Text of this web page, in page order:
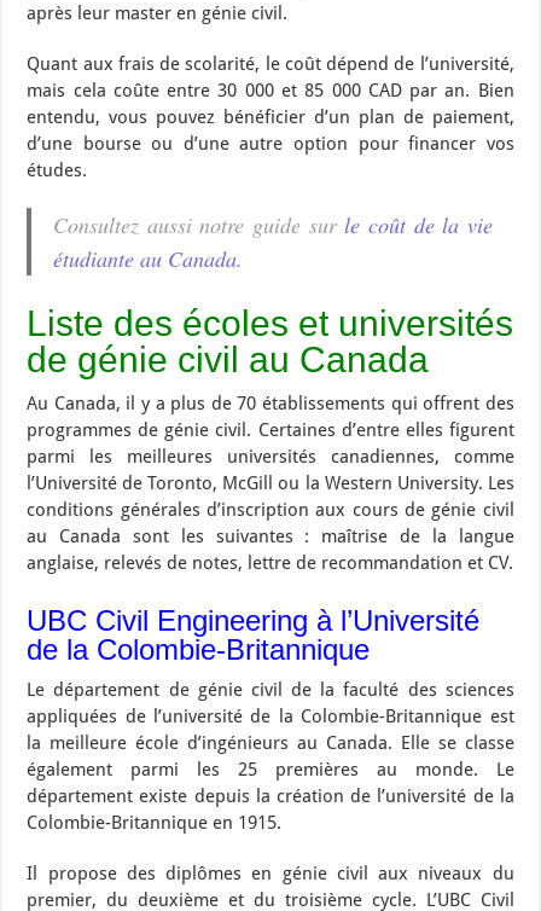
après leur master en génie civil.
Quant aux frais de scolarité, le coût dépend de l’université,
mais cela coûte entre 30 000 et 85 000 CAD par an. Bien
entendu, vous pouvez bénéficier d’un plan de paiement,
d’une bourse ou d’une autre option pour financer vos
études.
Consultez aussi notre guide surle coût de la vie
étudiante au Canada.
Liste des écoles et universités
de génie civil au Canada
Au Canada, il y a plus de 70 établissements qui offrent des
programmes de génie civil. Certaines d’entre elles figurent
parmi les meilleures universités canadiennes, comme
l’Université de Toronto, McGill ou la Western University. Les
conditions générales d’inscription aux cours de génie civil
au Canada sont les suivantes : maîtrise de la langue
anglaise, relevés de notes, lettre de recommandation et CV.
UBC Civil Engineering à l’Université
de la Colombie-Britannique
Le département de génie civil de la faculté des sciences
appliquées de l’université de la Colombie-Britannique est
la meilleure école d’ingénieurs au Canada. Elle se classe
également parmi les 25 premières au monde. Le
département existe depuis la création de l’université de la
Colombie-Britannique en 1915.
Il propose des diplômes en génie civil aux niveaux du
premier, du deuxième et du troisième cycle. L’UBC Civil